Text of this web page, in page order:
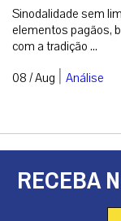
Sinodalidade sem
elementos pagãos,
com a tradição ...
08 / Aug | Análise
RECEBA